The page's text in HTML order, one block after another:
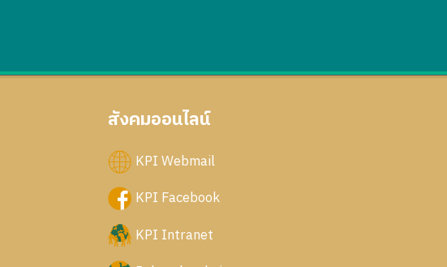
สังคมออนไลน์
KPI Webmail
KPI Facebook
KPI Intranet